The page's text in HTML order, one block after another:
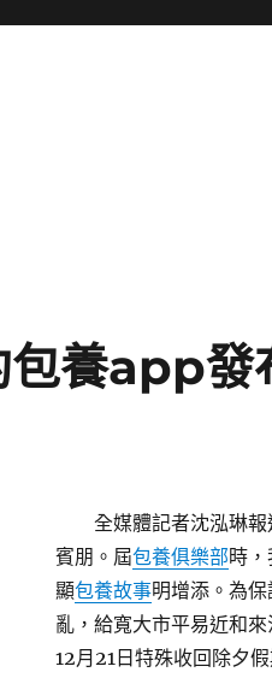
包養app
全媒體記者沈泓琳
賓朋。屆包養俱樂部時
顯包養故事明增添。為
亂，給寬大市平易近和
12月21日特殊收回除夕